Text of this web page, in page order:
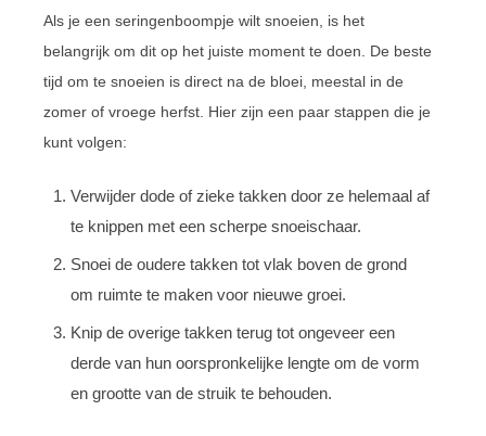
Als je een seringenboompje wilt snoeien, is het
belangrijk om dit op het juiste moment te doen. De beste
tijd om te snoeien is direct na de bloei, meestal in de
zomer of vroege herfst. Hier zijn een paar stappen die je
kunt volgen:
Verwijder dode of zieke takken door ze helemaal af
te knippen met een scherpe snoeischaar.
Snoei de oudere takken tot vlak boven de grond
om ruimte te maken voor nieuwe groei.
Knip de overige takken terug tot ongeveer een
derde van hun oorspronkelijke lengte om de vorm
en grootte van de struik te behouden.